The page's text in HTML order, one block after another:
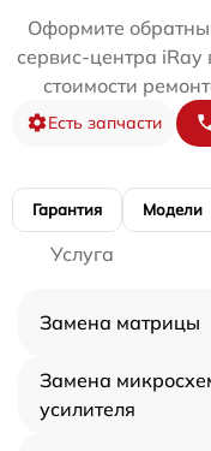
Оформите
сервис-центра iRay
стоимости
Есть запчасти
Гарантия Модели
Услуга
Замена матрицы
Замена
усилителя